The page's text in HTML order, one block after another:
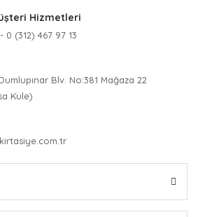
Hizmetleri
0 (312) 467 97 13
Blv. No:381 Mağaza 22
Kule)